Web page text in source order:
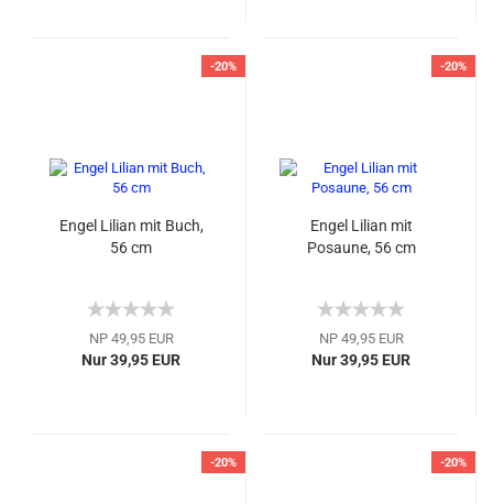
-20%
Engel Lilian mit Buch,
56 cm
NP 49,95 EUR
Nur 39,95 EUR
-20%
Engel Lilian mit
Posaune, 56 cm
NP 49,95 EUR
Nur 39,95 EUR
-20% -20%